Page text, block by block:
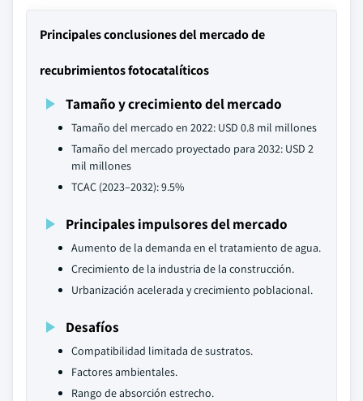
Principales conclusiones del mercado de
recubrimientos fotocatalíticos
Tamaño y crecimiento del mercado
Tamaño del mercado en 2022: USD 0.8 mil millones
Tamaño del mercado proyectado para 2032: USD 2
mil millones
TCAC (2023–2032): 9.5%
Principales impulsores del mercado
Aumento de la demanda en el tratamiento de agua.
Crecimiento de la industria de la construcción.
Urbanización acelerada y crecimiento poblacional.
Desafíos
Compatibilidad limitada de sustratos.
Factores ambientales.
Rango de absorción estrecho.